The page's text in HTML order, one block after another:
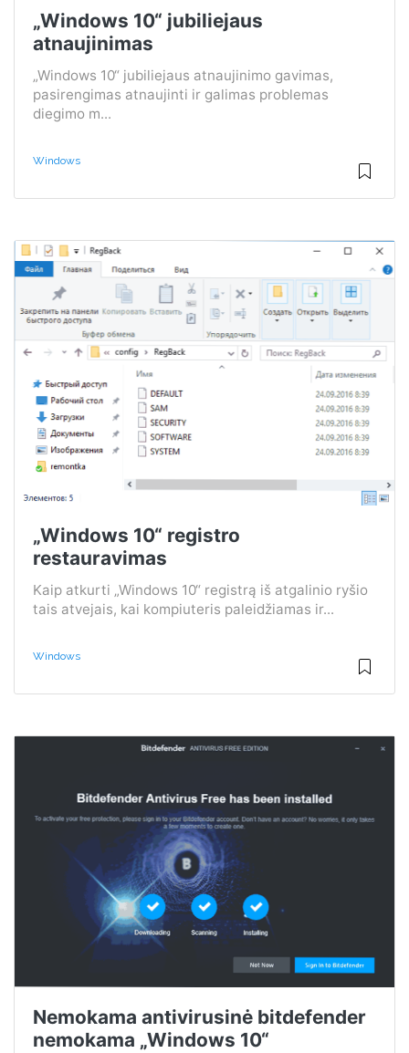
„Windows 10“ jubiliejaus
atnaujinimas
„Windows 10“ jubiliejaus atnaujinimo gavimas,
pasirengimas atnaujinti ir galimas problemas
diegimo m...
Windows
„Windows 10“ registro
restauravimas
Kaip atkurti „Windows 10“ registrą iš atgalinio ryšio
tais atvejais, kai kompiuteris paleidžiamas ir...
Windows
Nemokama antivirusinė bitdefender
nemokama „Windows 10“